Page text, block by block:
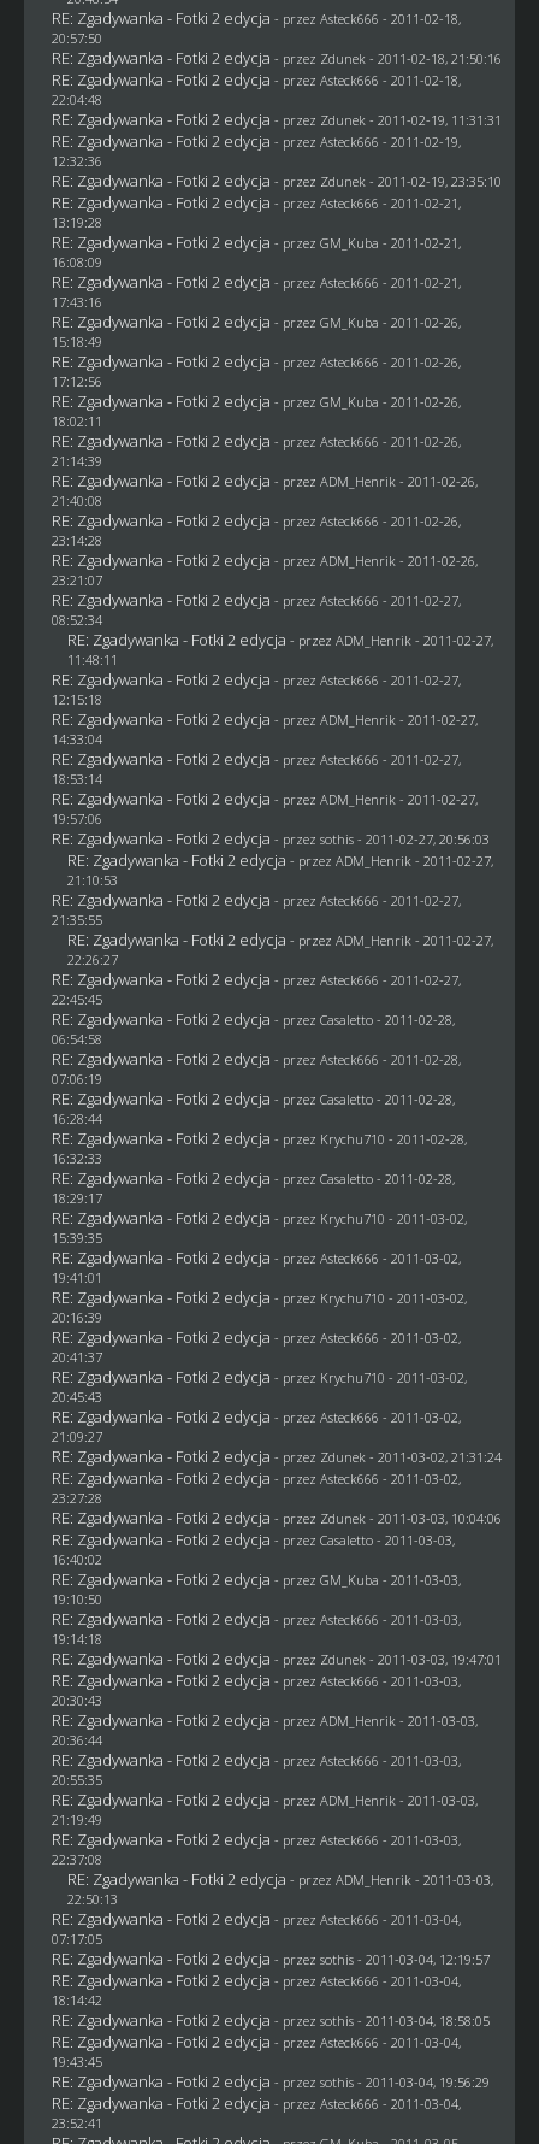
RE: Zgadywanka - Fotki 2 edycja - przez Asteck666 - 2011-02-18,
20:57:50
RE: Zgadywanka - Fotki 2 edycja - przez Zdunek - 2011-02-18, 21:50:16
RE: Zgadywanka - Fotki 2 edycja - przez Asteck666 - 2011-02-18,
22:04:48
RE: Zgadywanka - Fotki 2 edycja - przez Zdunek - 2011-02-19, 11:31:31
RE: Zgadywanka - Fotki 2 edycja - przez Asteck666 - 2011-02-19,
12:32:36
RE: Zgadywanka - Fotki 2 edycja - przez Zdunek - 2011-02-19, 23:35:10
RE: Zgadywanka - Fotki 2 edycja - przez Asteck666 - 2011-02-21,
13:19:28
RE: Zgadywanka - Fotki 2 edycja - przez GM_Kuba - 2011-02-21,
16:08:09
RE: Zgadywanka - Fotki 2 edycja - przez Asteck666 - 2011-02-21,
17:43:16
RE: Zgadywanka - Fotki 2 edycja - przez GM_Kuba - 2011-02-26,
15:18:49
RE: Zgadywanka - Fotki 2 edycja - przez Asteck666 - 2011-02-26,
17:12:56
RE: Zgadywanka - Fotki 2 edycja - przez GM_Kuba - 2011-02-26,
18:02:11
RE: Zgadywanka - Fotki 2 edycja - przez Asteck666 - 2011-02-26,
21:14:39
RE: Zgadywanka - Fotki 2 edycja - przez ADM_Henrik - 2011-02-26,
21:40:08
RE: Zgadywanka - Fotki 2 edycja - przez Asteck666 - 2011-02-26,
23:14:28
RE: Zgadywanka - Fotki 2 edycja - przez ADM_Henrik - 2011-02-26,
23:21:07
RE: Zgadywanka - Fotki 2 edycja - przez Asteck666 - 2011-02-27,
08:52:34
RE: Zgadywanka - Fotki 2 edycja - przez ADM_Henrik - 2011-02-27,
11:48:11
RE: Zgadywanka - Fotki 2 edycja - przez Asteck666 - 2011-02-27,
12:15:18
RE: Zgadywanka - Fotki 2 edycja - przez ADM_Henrik - 2011-02-27,
14:33:04
RE: Zgadywanka - Fotki 2 edycja - przez Asteck666 - 2011-02-27,
18:53:14
RE: Zgadywanka - Fotki 2 edycja - przez ADM_Henrik - 2011-02-27,
19:57:06
RE: Zgadywanka - Fotki 2 edycja - przez sothis- 2011-02-27, 20:56:03
RE: Zgadywanka - Fotki 2 edycja - przez ADM_Henrik - 2011-02-27,
21:10:53
RE: Zgadywanka - Fotki 2 edycja - przez Asteck666 - 2011-02-27,
21:35:55
RE: Zgadywanka - Fotki 2 edycja - przez ADM_Henrik - 2011-02-27,
22:26:27
RE: Zgadywanka - Fotki 2 edycja - przez Asteck666 - 2011-02-27,
22:45:45
RE: Zgadywanka - Fotki 2 edycja - przez Casaletto- 2011-02-28,
06:54:58
RE: Zgadywanka - Fotki 2 edycja - przez Asteck666 - 2011-02-28,
07:06:19
RE: Zgadywanka - Fotki 2 edycja - przez Casaletto- 2011-02-28,
16:28:44
RE: Zgadywanka - Fotki 2 edycja - przez Krychu710 - 2011-02-28,
16:32:33
RE: Zgadywanka - Fotki 2 edycja - przez Casaletto- 2011-02-28,
18:29:17
RE: Zgadywanka - Fotki 2 edycja - przez Krychu710 - 2011-03-02,
15:39:35
RE: Zgadywanka - Fotki 2 edycja - przez Asteck666 - 2011-03-02,
19:41:01
RE: Zgadywanka - Fotki 2 edycja - przez Krychu710 - 2011-03-02,
20:16:39
RE: Zgadywanka - Fotki 2 edycja - przez Asteck666 - 2011-03-02,
20:41:37
RE: Zgadywanka - Fotki 2 edycja - przez Krychu710 - 2011-03-02,
20:45:43
RE: Zgadywanka - Fotki 2 edycja - przez Asteck666 - 2011-03-02,
21:09:27
RE: Zgadywanka - Fotki 2 edycja - przez Zdunek - 2011-03-02, 21:31:24
RE: Zgadywanka - Fotki 2 edycja - przez Asteck666 - 2011-03-02,
23:27:28
RE: Zgadywanka - Fotki 2 edycja - przez Zdunek - 2011-03-03, 10:04:06
RE: Zgadywanka - Fotki 2 edycja - przez Casaletto- 2011-03-03,
16:40:02
RE: Zgadywanka - Fotki 2 edycja - przez GM_Kuba - 2011-03-03,
19:10:50
RE: Zgadywanka - Fotki 2 edycja - przez Asteck666 - 2011-03-03,
19:14:18
RE: Zgadywanka - Fotki 2 edycja - przez Zdunek - 2011-03-03, 19:47:01
RE: Zgadywanka - Fotki 2 edycja - przez Asteck666 - 2011-03-03,
20:30:43
RE: Zgadywanka - Fotki 2 edycja - przez ADM_Henrik - 2011-03-03,
20:36:44
RE: Zgadywanka - Fotki 2 edycja - przez Asteck666 - 2011-03-03,
20:55:35
RE: Zgadywanka - Fotki 2 edycja - przez ADM_Henrik - 2011-03-03,
21:19:49
RE: Zgadywanka - Fotki 2 edycja - przez Asteck666 - 2011-03-03,
22:37:08
RE: Zgadywanka - Fotki 2 edycja - przez ADM_Henrik - 2011-03-03,
22:50:13
RE: Zgadywanka - Fotki 2 edycja - przez Asteck666 - 2011-03-04,
07:17:05
RE: Zgadywanka - Fotki 2 edycja - przez sothis- 2011-03-04, 12:19:57
RE: Zgadywanka - Fotki 2 edycja - przez Asteck666 - 2011-03-04,
18:14:42
RE: Zgadywanka - Fotki 2 edycja - przez sothis- 2011-03-04, 18:58:05
RE: Zgadywanka - Fotki 2 edycja - przez Asteck666 - 2011-03-04,
19:43:45
RE: Zgadywanka - Fotki 2 edycja - przez sothis- 2011-03-04, 19:56:29
RE: Zgadywanka - Fotki 2 edycja - przez Asteck666 - 2011-03-04,
23:52:41